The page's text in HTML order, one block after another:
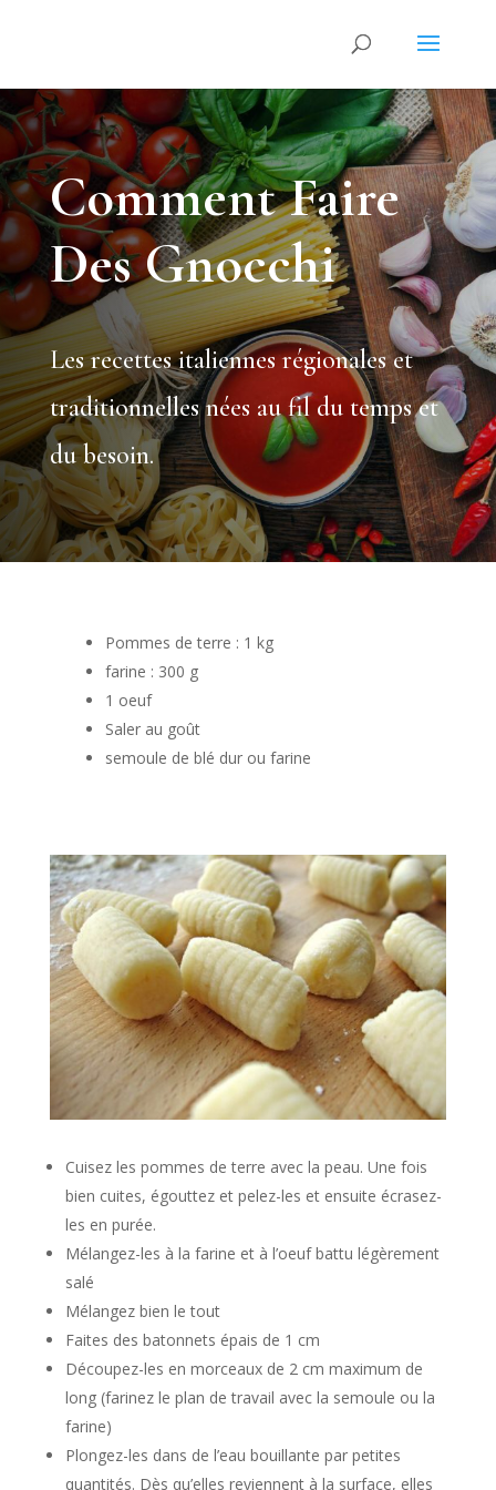
Comment Faire
Des Gnocchi
Les recettes italiennes régionales et
traditionnelles nées au fil du temps et
du besoin.
Pommes de terre : 1 kg
farine : 300 g
1 oeuf
Saler au goût
semoule de blé dur ou farine
Cuisez les pommes de terre avec la peau. Une fois
bien cuites, égouttez et pelez-les et ensuite écrasez-
les en purée.
Mélangez-les à la farine et à l’oeuf battu légèrement
salé
Mélangez bien le tout
Faites des batonnets épais de 1 cm
Découpez-les en morceaux de 2 cm maximum de
long (farinez le plan de travail avec la semoule ou la
farine)
Plongez-les dans de l’eau bouillante par petites
quantités. Dès qu’elles reviennent à la surface, elles